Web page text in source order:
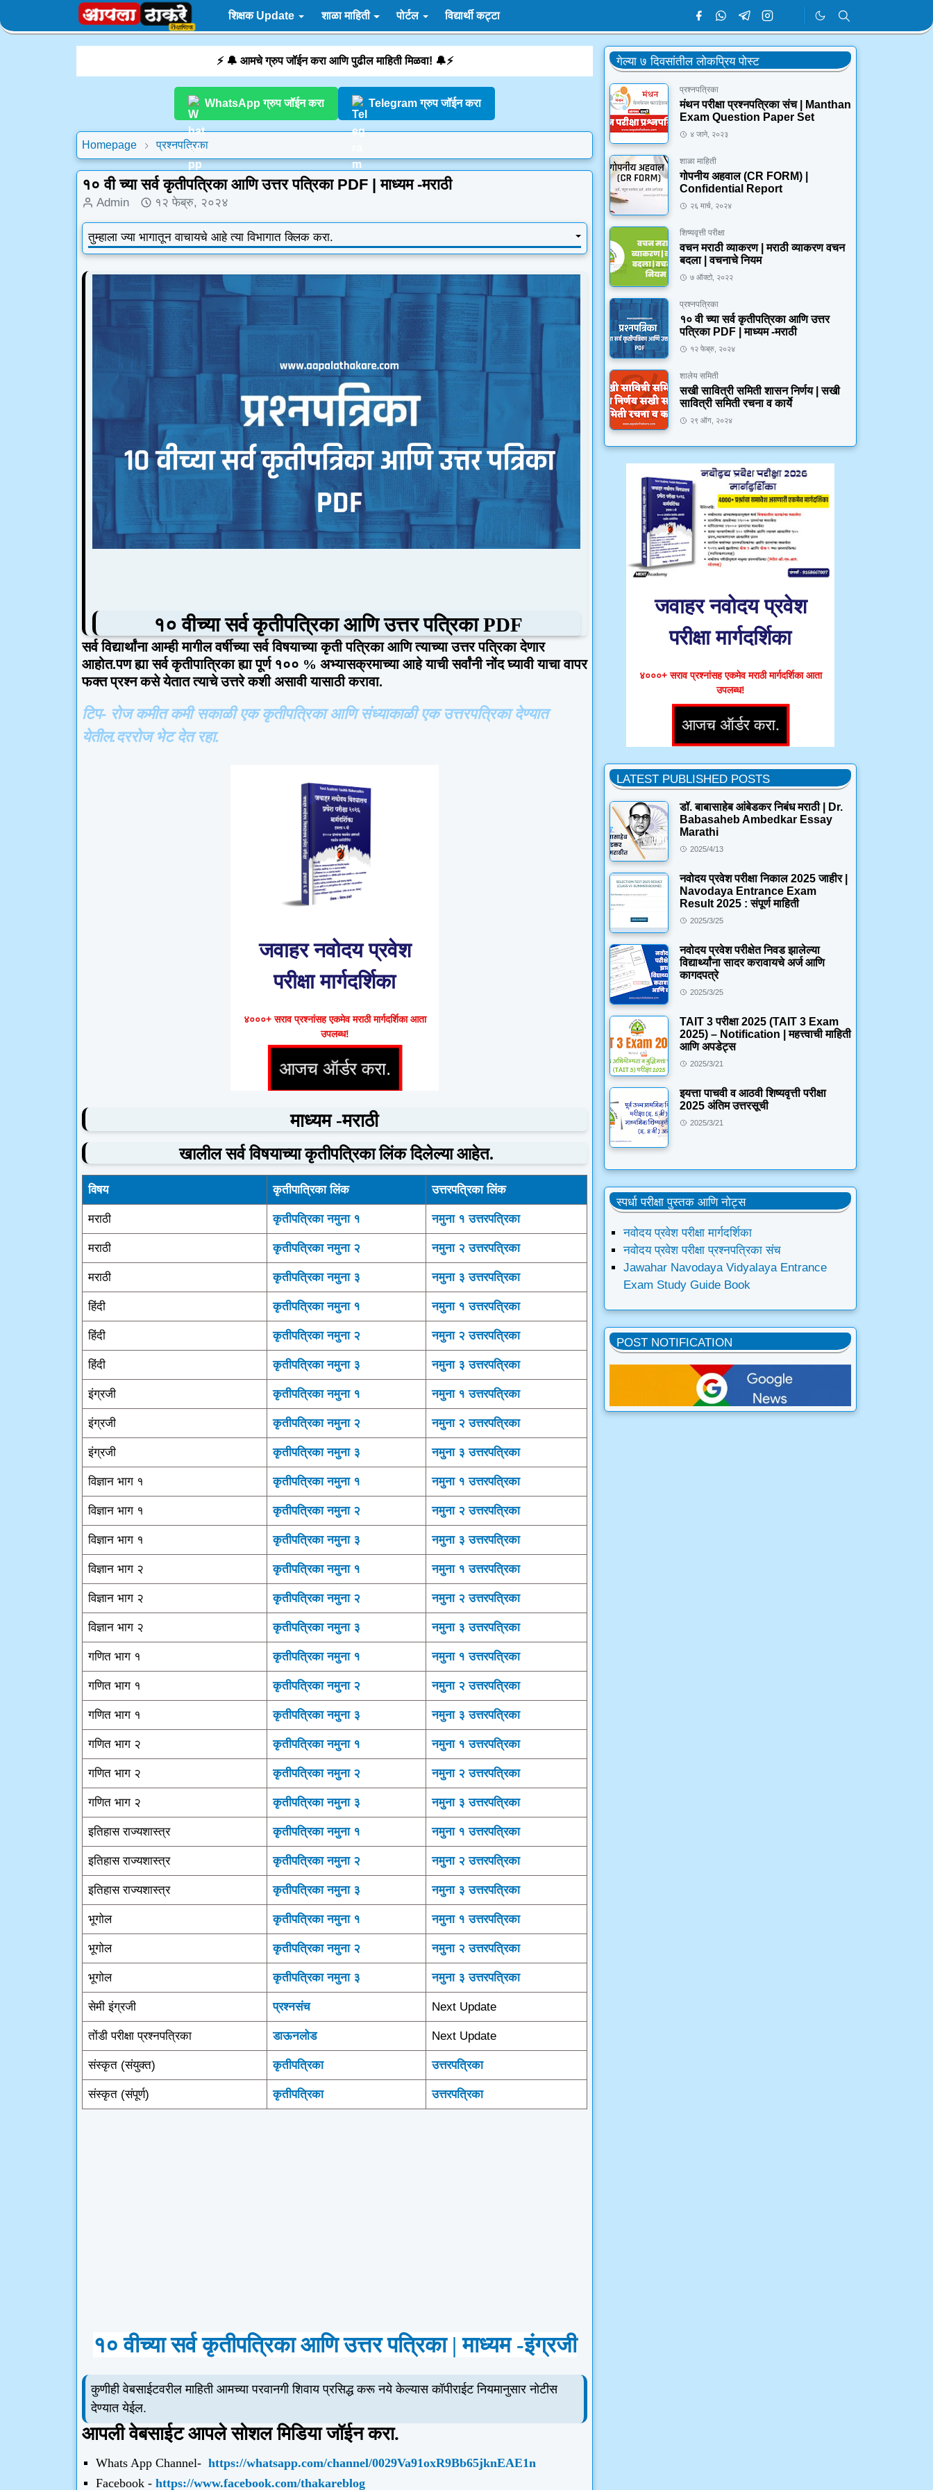
शिक्षक Update शाळा माहिती पोर्टल विद्यार्थी कट्टा
⚡ 🔔 आमचे ग्रुप जॉईन करा आणि पुढील माहिती मिळवा! 🔔⚡
WhatsApp ग्रुप जॉईन करा Telegram ग्रुप जॉईन करा
Homepage प्रश्नपत्रिका
१० वी च्या सर्व कृतीपत्रिका आणि उत्तर पत्रिका PDF | माध्यम -मराठी
Admin १२ फेब्रु, २०२४
तुम्हाला ज्या भागातून वाचायचे आहे त्या विभागात क्लिक करा.
१० वीच्या सर्व कृतीपत्रिका आणि उत्तर पत्रिका PDF
सर्व विद्यार्थांना आम्ही मागील वर्षीच्या सर्व विषयाच्या कृती पत्रिका आणि त्याच्या उत्तर पत्रिका देणार
आहोत.पण ह्या सर्व कृतीपात्रिका ह्या पूर्ण १०० % अभ्यासक्रमाच्या आहे याची सर्वांनी नोंद घ्यावी याचा वापर
फक्त प्रश्न कसे येतात त्याचे उत्तरे कशी असावी यासाठी करावा.
टिप- रोज कमीत कमी सकाळी एक कृतीपत्रिका आणि संध्याकाळी एक उत्तरपत्रिका देण्यात
येतील.दररोज भेट देत रहा.
जवाहर नवोदय प्रवेश
परीक्षा मार्गदर्शिका
४०००+ सराव प्रश्नांसह एकमेव मराठी मार्गदर्शिका आता
उपलब्ध!
माध्यम -मराठी
खालील सर्व विषयाच्या कृतीपत्रिका लिंक दिलेल्या आहेत.
विषय कृतीपात्रिका लिंक उत्तरपत्रिका लिंक
मराठी कृतीपत्रिका नमुना १ नमुना १ उत्तरपत्रिका
मराठी कृतीपत्रिका नमुना २ नमुना २ उत्तरपत्रिका
मराठी कृतीपत्रिका नमुना ३ नमुना ३ उत्तरपत्रिका
हिंदी कृतीपत्रिका नमुना १ नमुना १ उत्तरपत्रिका
हिंदी कृतीपत्रिका नमुना २ नमुना २ उत्तरपत्रिका
हिंदी कृतीपत्रिका नमुना ३ नमुना ३ उत्तरपत्रिका
इंग्रजी कृतीपत्रिका नमुना १ नमुना १ उत्तरपत्रिका
इंग्रजी कृतीपत्रिका नमुना २ नमुना २ उत्तरपत्रिका
इंग्रजी कृतीपत्रिका नमुना ३ नमुना ३ उत्तरपत्रिका
विज्ञान भाग १ कृतीपत्रिका नमुना १ नमुना १ उत्तरपत्रिका
विज्ञान भाग १ कृतीपत्रिका नमुना २ नमुना २ उत्तरपत्रिका
विज्ञान भाग १ कृतीपत्रिका नमुना ३ नमुना ३ उत्तरपत्रिका
विज्ञान भाग २ कृतीपत्रिका नमुना १ नमुना १ उत्तरपत्रिका
विज्ञान भाग २ कृतीपत्रिका नमुना २ नमुना २ उत्तरपत्रिका
विज्ञान भाग २ कृतीपत्रिका नमुना ३ नमुना ३ उत्तरपत्रिका
गणित भाग १ कृतीपत्रिका नमुना १ नमुना १ उत्तरपत्रिका
गणित भाग १ कृतीपत्रिका नमुना २ नमुना २ उत्तरपत्रिका
गणित भाग १ कृतीपत्रिका नमुना ३ नमुना ३ उत्तरपत्रिका
गणित भाग २ कृतीपत्रिका नमुना १ नमुना १ उत्तरपत्रिका
गणित भाग २ कृतीपत्रिका नमुना २ नमुना २ उत्तरपत्रिका
गणित भाग २ कृतीपत्रिका नमुना ३ नमुना ३ उत्तरपत्रिका
इतिहास राज्यशास्त्र कृतीपत्रिका नमुना १ नमुना १ उत्तरपत्रिका
इतिहास राज्यशास्त्र कृतीपत्रिका नमुना २ नमुना २ उत्तरपत्रिका
इतिहास राज्यशास्त्र कृतीपत्रिका नमुना ३ नमुना ३ उत्तरपत्रिका
भूगोल कृतीपत्रिका नमुना १ नमुना १ उत्तरपत्रिका
भूगोल कृतीपत्रिका नमुना २ नमुना २ उत्तरपत्रिका
भूगोल कृतीपत्रिका नमुना ३ नमुना ३ उत्तरपत्रिका
सेमी इंग्रजी प्रश्नसंच Next Update
तोंडी परीक्षा प्रश्नपत्रिका डाऊनलोड Next Update
संस्कृत (संयुक्त) कृतीपत्रिका उत्तरपत्रिका
संस्कृत (संपूर्ण) कृतीपत्रिका उत्तरपत्रिका
१० वीच्या सर्व कृतीपत्रिका आणि उत्तर पत्रिका |माध्यम -इंग्रजी
कुणीही वेबसाईटवरील माहिती आमच्या परवानगी शिवाय प्रसिद्ध करू नये केल्यास कॉपीराईट नियमानुसार नोटीस
देण्यात येईल.
आपली वेबसाईट आपले सोशल मिडिया जॉईन करा.
Whats App Channel- https://whatsapp.com/channel/0029Va91oxR9Bb65jknEAE1n
Facebook - https://www.facebook.com/thakareblog
गेल्या ७ दिवसांतील लोकप्रिय पोस्ट
प्रश्नपत्रिका
मंथन परीक्षा प्रश्नपत्रिका संच | Manthan
Exam Question Paper Set
४ जाने, २०२३
शाळा माहिती
गोपनीय अहवाल (CR FORM) |
Confidential Report
२६ मार्च, २०२४
शिष्यवृत्ती परीक्षा
वचन मराठी व्याकरण | मराठी व्याकरण वचन
बदला | वचनाचे नियम
७ ऑक्टो, २०२२
प्रश्नपत्रिका
१० वी च्या सर्व कृतीपत्रिका आणि उत्तर
पत्रिका PDF | माध्यम -मराठी
१२ फेब्रु, २०२४
शालेय समिती
सखी सावित्री समिती शासन निर्णय | सखी
सावित्री समिती रचना व कार्ये
२९ ऑग, २०२४
जवाहर नवोदय प्रवेश
परीक्षा मार्गदर्शिका
४०००+ सराव प्रश्नांसह एकमेव मराठी मार्गदर्शिका आता
उपलब्ध!
LATEST PUBLISHED POSTS
डॉ. बाबासाहेब आंबेडकर निबंध मराठी | Dr.
Babasaheb Ambedkar Essay
Marathi
2025/4/13
नवोदय प्रवेश परीक्षा निकाल 2025 जाहीर |
Navodaya Entrance Exam
Result 2025 : संपूर्ण माहिती
2025/3/25
नवोदय प्रवेश परीक्षेत निवड झालेल्या
विद्यार्थ्यांना सादर करावायचे अर्ज आणि
कागदपत्रे
2025/3/25
TAIT 3 परीक्षा 2025 (TAIT 3 Exam
2025) – Notification | महत्त्वाची माहिती
आणि अपडेट्स
2025/3/21
इयत्ता पाचवी व आठवी शिष्यवृत्ती परीक्षा
2025 अंतिम उत्तरसूची
2025/3/21
स्पर्धा परीक्षा पुस्तक आणि नोट्स
नवोदय प्रवेश परीक्षा मार्गदर्शिका
नवोदय प्रवेश परीक्षा प्रश्नपत्रिका संच
Jawahar Navodaya Vidyalaya Entrance
Exam Study Guide Book
POST NOTIFICATION